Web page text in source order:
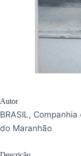
Autor
BRASIL,
do Maranhão